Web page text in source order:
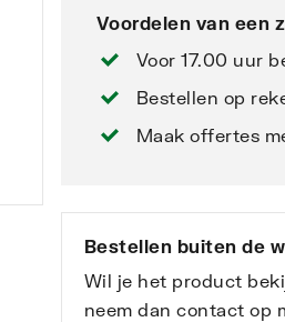
Voordelen van een
Voor 17.00 uur
Bestellen op
Maak offertes
Bestellen buiten de
Wil je het product
neem dan contact op